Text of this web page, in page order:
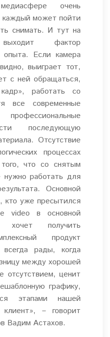
очень
каждый может пойти
снимать. И тут на
фактор
опыта. Если камера
выиграет тот,
с ней обращаться,
работать со
все современные
последующую
Отсутствие
процессах
что со снятым
работать для
Основной
кто уже пресытился
video в основной
получить
продукт
рады, когда
между хорошей
отсутствием, ценит
графику,
этапами нашей
– говорит
Вадим Астахов.